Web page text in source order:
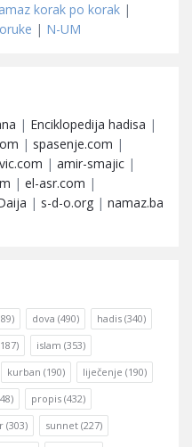
korak po korak |
| N-UM
| Enciklopedija hadisa |
| spasenje.com |
| amir-smajic |
| el-asr.com |
| s-d-o.org | namaz.ba
dova (490) hadis (340)
islam (353)
kurban (190) liječenje (190)
propis (432)
(303) sunnet (227)